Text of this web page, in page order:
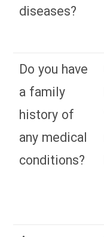
diseases?
Do you have
a family
history of
any medical
conditions?